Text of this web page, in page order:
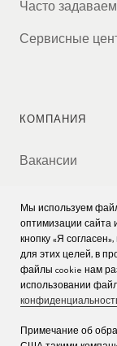
Часто
Сервисные
КОМПАНИЯ
Вакансии
Связаться с
Мы используем
оптимизации сайта
кнопку «Я
для этих целей, в
файлы cookie нам
использовании
Примечание об